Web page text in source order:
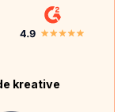
kreative